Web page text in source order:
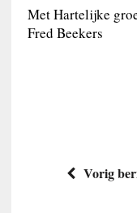
Met Hartelijke
Fred Beekers
Vorig